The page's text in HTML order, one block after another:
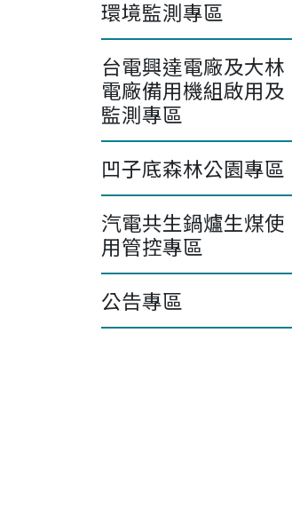
環境監測專區
台電興達電廠及大林
電廠備用機組啟用及
監測專區
凹子底森林公園專區
汽電共生鍋爐生煤使
用管控專區
公告專區